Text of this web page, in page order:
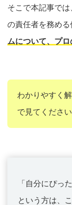
そこで本記事で
の責任者を務める
ムについて、プロ
わかりやすく
で見てください
「自分にぴっ
という方は、